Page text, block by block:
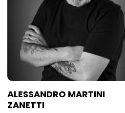
ALESSANDRO MARTINI
ZANETTI